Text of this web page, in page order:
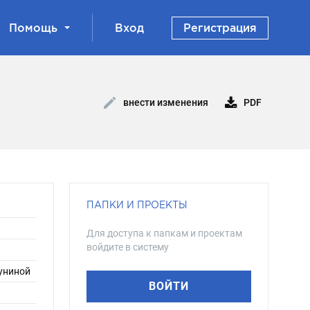
Помощь Вход Регистрация
внести изменения PDF
ПАПКИ И ПРОЕКТЫ
Для доступа к папкам и проектам
войдите в систему
ВОЙТИ